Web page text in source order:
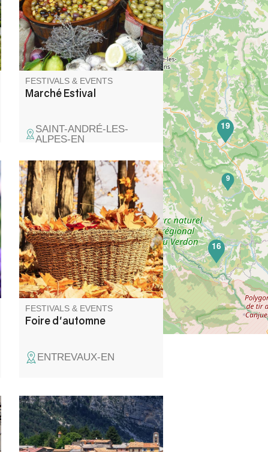
FESTIVALS & EVENTS
Marché Estival
SAINT-ANDRÉ-LES-
ALPES-EN
Marché aux saveurs de
l'automne..
FESTIVALS & EVENTS
Foire d'automne
ENTREVAUX-EN
Exposition de photos
anciennes et visite du village
de Saint-Julien-du-Verdon dans
16
9
19